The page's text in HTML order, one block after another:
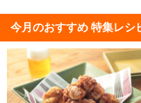
今月のおすすめ 特集レシ